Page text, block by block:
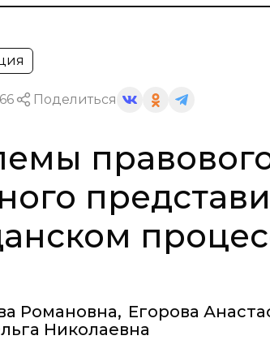
Поделиться
Романовна, Егорова
Николаевна